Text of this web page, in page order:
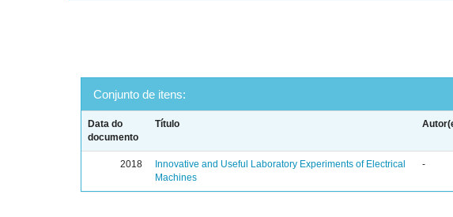
Conjunto de itens:
Data do
documento
Título
2018
Innovative and Useful Laboratory Experiments of Electrical
Machines
-